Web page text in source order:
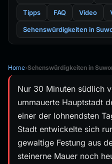
Tipps FAQ Video
Sehenswürdigkeiten in
Home›Sehenswürdigkeiten in
Nur 30 Minuten südlich
ummauerte Hauptstadt
einer der lohnendsten
Stadt entwickelte sich
gewaltige Festung aus
steinerne Mauer noch